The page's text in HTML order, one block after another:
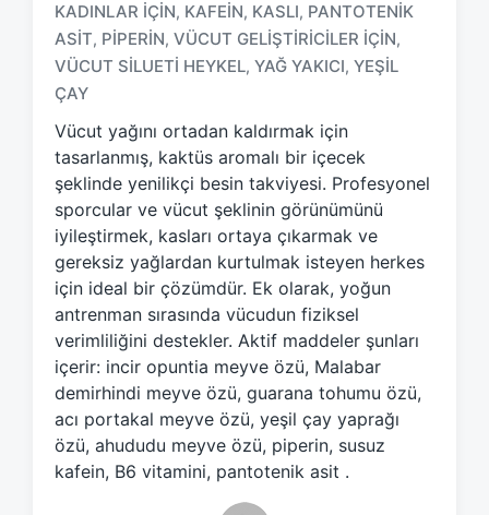
a
g
g
d
w
i
t
h
KADINLAR IÇIN, KAFEIN, KASLI, PANTOTENIK
ASIT, PIPERIN, VÜCUT GELIŞTIRICILER IÇIN,
VÜCUT SILUETI HEYKEL, YAĞ YAKICI, YEŞIL
ÇAY
Vücut yağını ortadan kaldırmak için
tasarlanmış, kaktüs aromalı bir içecek
şeklinde yenilikçi besin takviyesi. Profesyonel
sporcular ve vücut şeklinin görünümünü
iyileştirmek, kasları ortaya çıkarmak ve
gereksiz yağlardan kurtulmak isteyen herkes
için ideal bir çözümdür. Ek olarak, yoğun
antrenman sırasında vücudun fiziksel
verimliliğini destekler. Aktif maddeler şunları
içerir: incir opuntia meyve özü, Malabar
demirhindi meyve özü, guarana tohumu özü,
acı portakal meyve özü, yeşil çay yaprağı
özü, ahududu meyve özü, piperin, susuz
kafein, B6 vitamini, pantotenik asit .